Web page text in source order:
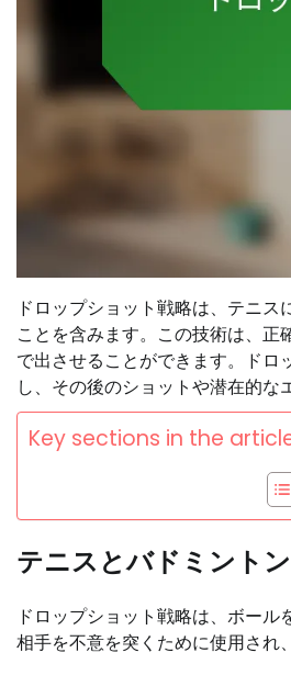
ドロップショット戦略は、テニ
ことを含みます。この技術は、
で出させることができます。ド
し、その後のショットや潜在的な
Key sections in the
テニスとバドミント
ドロップショット戦略は、ボー
相手を不意を突くために使用され